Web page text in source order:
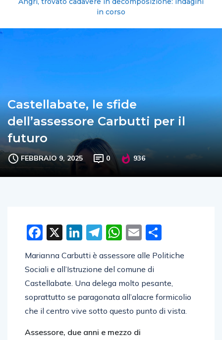
in corso
Castellabate, le sfide
dell’assessore Carbutti per il
futuro
FEBBRAIO 9, 2025 0 936
Facebook
X LinkedIn
Telegram
WhatsApp
Email
Marianna Carbutti è assessore alle Politiche
Sociali e all’Istruzione del comune di
Castellabate. Una delega molto pesante,
soprattutto se paragonata all’alacre formicolio
che il centro vive sotto questo punto di vista.
Assessore, due anni e mezzo di